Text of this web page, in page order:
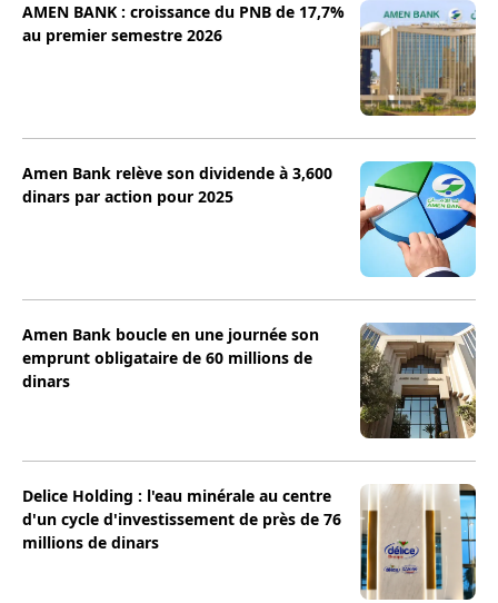
AMEN BANK : croissance du PNB de 17,7%
au premier semestre 2026
Amen Bank relève son dividende à 3,600
dinars par action pour 2025
Amen Bank boucle en une journée son
emprunt obligataire de 60 millions de
dinars
Delice Holding : l'eau minérale au centre
d'un cycle d'investissement de près de 76
millions de dinars